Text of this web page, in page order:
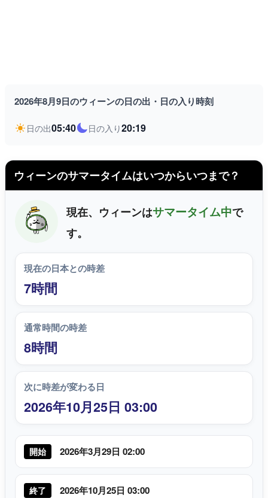
2026年8月9日のウィーンの日の出・日の入り時刻
日の出05:40 日の入り20:19
ウィーンのサマータイムはいつからいつまで？
現在、ウィーンはサマータイム中で
す。
現在の日本との時差
7時間
通常時間の時差
8時間
次に時差が変わる日
2026年10月25日 03:00
開始 2026年3月29日 02:00
終了 2026年10月25日 03:00